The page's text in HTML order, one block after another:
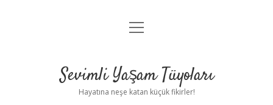
Anasayfa
Yasal Uyarı
menüyü
Sevimli Yaşam Tüyoları
Hayatına neşe katan küçük fikirler!